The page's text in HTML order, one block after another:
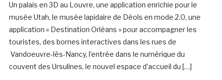
Un palais en 3D au Louvre, une application enrichie pour le
musée Utah, le musée lapidaire de Déols en mode 2.0, une
application « Destination Orléans » pour accompagner les
touristes, des bornes interactives dans les rues de
Vandoeuvre-lès-Nancy, l’entrée dans le numérique du
couvent des Ursulines, le nouvel espace d’accueil du […]